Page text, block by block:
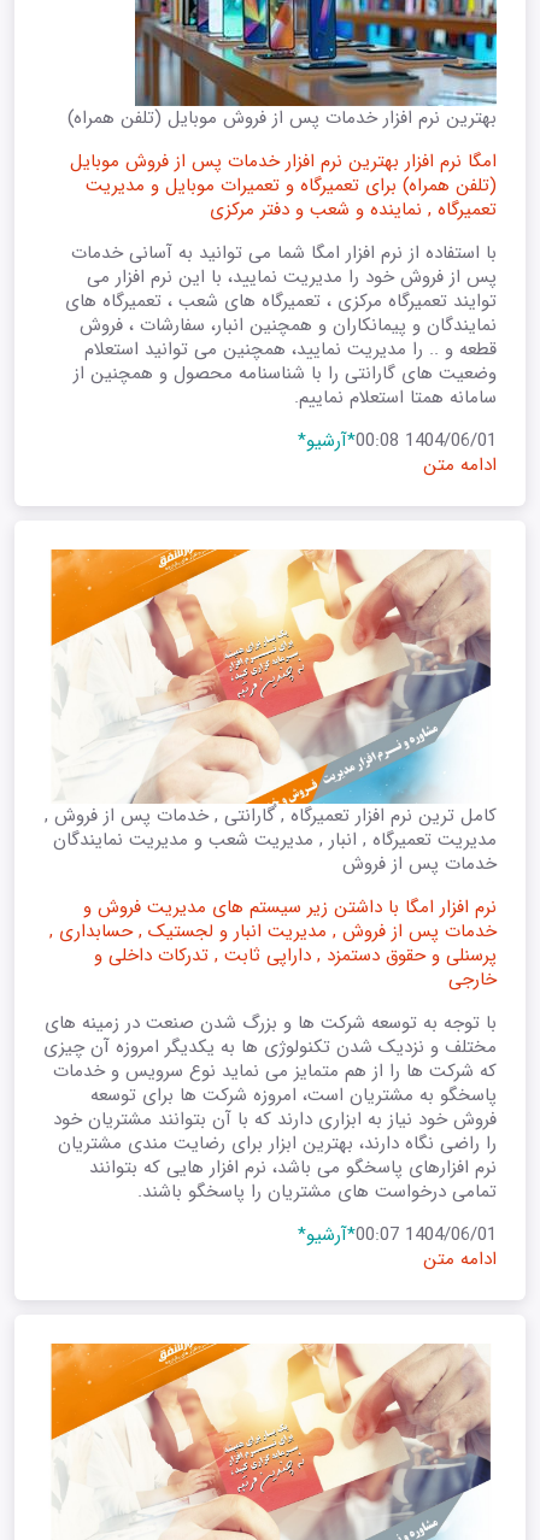
بهترین نرم افزار خدمات پس از فروش موبایل (تلفن همراه)
امگا نرم افزار بهترین نرم افزار خدمات پس از فروش موبایل
(تلفن همراه) برای تعمیرگاه و تعمیرات موبایل و مدیریت
تعمیرگاه , نماینده و شعب و دفتر مرکزی
با استفاده از نرم افزار امگا شما می توانید به آسانی خدمات
پس از فروش خود را مدیریت نمایید، با این نرم افزار می
توایند تعمیرگاه مرکزی ، تعمیرگاه های شعب ، تعمیرگاه های
نمایندگان و پیمانکاران و همچنین انبار، سفارشات ، فروش
قطعه و .. را مدیریت نمایید، همچنین می توانید استعلام
وضعیت های گارانتی را با شناسنامه محصول و همچنین از
سامانه همتا استعلام نماییم.
1404/06/01 00:08
*آرشیو*
ادامه متن
کامل ترین نرم افزار تعمیرگاه , ُ‌گارانتی , خدمات پس از فروش ,
مدیریت تعمیرگاه , انبار , مدیریت شعب و مدیریت نمایندگان
خدمات پس از فروش
نرم افزار امگا با داشتن زیر سیستم های مدیریت فروش و
خدمات پس از فروش , مدیریت انبار و لجستیک , حسابداری ,
پرسنلی و حقوق دستمزد , داراپی ثابت , تدرکات داخلی و
خارجی
با توجه به توسعه شرکت ها و بزرگ شدن صنعت در زمینه های
مختلف و نزدیک شدن تکنولوژی ها به یکدیگر امروزه آن چیزی
که شرکت ها را از هم متمایز می نماید نوع سرویس و خدمات
پاسخگو به مشتریان است، امروزه شرکت ها برای توسعه
فروش خود نیاز به ابزاری دارند که با آن بتوانند مشتریان خود
را راضی نگاه دارند، بهترین ابزار برای رضایت مندی مشتریان
نرم افزارهای پاسخگو می باشد، نرم افزار هایی که بتوانند
تمامی درخواست های مشتریان را پاسخگو باشند.
1404/06/01 00:07
*آرشیو*
ادامه متن